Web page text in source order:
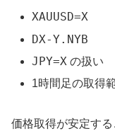
XAUUSD=X
DX-Y.NYB
JPY=X の扱い
1時間足の取得
価格取得が安定す